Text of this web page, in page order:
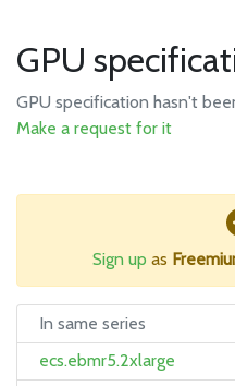
GPU
GPU specification hasn't
Make a request for it
Sign up as
In same series
ecs.ebmr5.2xlarge